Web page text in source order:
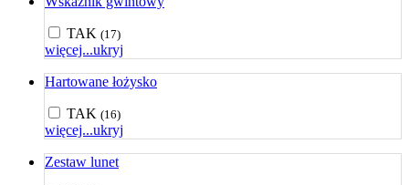
TAK (17)
więcej...ukryj
Hartowane łożysko
TAK (16)
więcej...ukryj
Zestaw lunet